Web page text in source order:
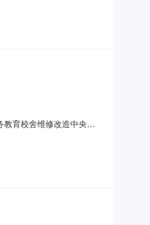
：23174424.9
育校舍维修改造中央补
：23174424.9